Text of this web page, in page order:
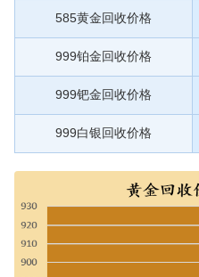
585黄金回收价格
999铂金回收价格
999钯金回收价格
999白银回收价格